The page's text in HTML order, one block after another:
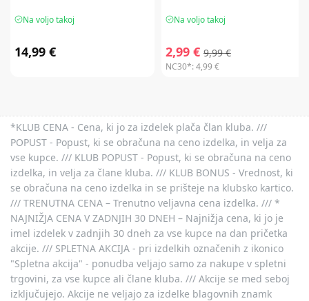
Na voljo takoj
14,99 €
Na voljo takoj
2,99 € 9,99 €
NC30*:4,99 €
*KLUB CENA - Cena, ki jo za izdelek plača član kluba. ///
POPUST - Popust, ki se obračuna na ceno izdelka, in velja za
vse kupce. /// KLUB POPUST - Popust, ki se obračuna na ceno
izdelka, in velja za člane kluba. /// KLUB BONUS - Vrednost, ki
se obračuna na ceno izdelka in se prišteje na klubsko kartico.
/// TRENUTNA CENA – Trenutno veljavna cena izdelka. /// *
NAJNIŽJA CENA V ZADNJIH 30 DNEH – Najnižja cena, ki jo je
imel izdelek v zadnjih 30 dneh za vse kupce na dan pričetka
akcije. /// SPLETNA AKCIJA - pri izdelkih označenih z ikonico
"Spletna akcija" - ponudba veljajo samo za nakupe v spletni
trgovini, za vse kupce ali člane kluba. /// Akcije se med seboj
izključujejo. Akcije ne veljajo za izdelke blagovnih znamk